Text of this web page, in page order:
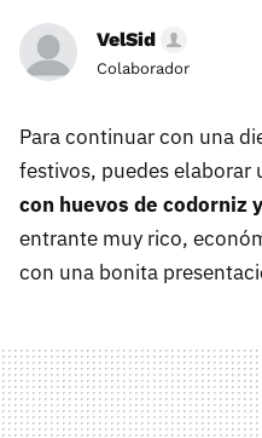
VelSid
Colaborador
Para continuar con una
festivos, puedes elaborar
con huevos de codorniz
entrante muy rico,
con una bonita